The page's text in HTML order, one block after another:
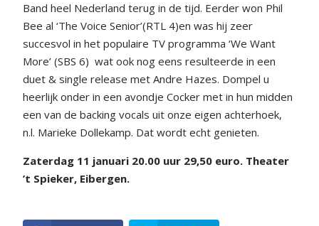
Band heel Nederland terug in de tijd. Eerder won Phil
Bee al ‘The Voice Senior’(RTL 4)en was hij zeer
succesvol in het populaire TV programma ‘We Want
More’ (SBS 6) wat ook nog eens resulteerde in een
duet & single release met Andre Hazes. Dompel u
heerlijk onder in een avondje Cocker met in hun midden
een van de backing vocals uit onze eigen achterhoek,
n.l. Marieke Dollekamp. Dat wordt echt genieten.
Zaterdag 11 januari 20.00 uur 29,50 euro. Theater
’t Spieker, Eibergen.